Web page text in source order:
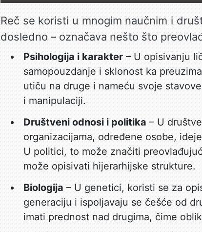
Reč se koristi u mnogim naučnim i
dosledno – označava nešto što
Psihologija i karakter– U opisivanju
samopouzdanje i sklonost ka
utiču na druge i nameću svoje
i manipulaciji.
Društveni odnosi i politika – U
organizacijama, određene osobe,
U politici, to može značiti
može opisivati hijerarhijske strukture.
Biologija– U genetici, koristi se za
generaciju i ispoljavaju se češće od
imati prednost nad drugima, čime